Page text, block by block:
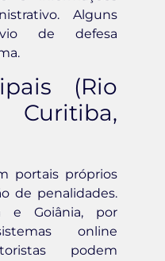
Alguns
de defesa
(Rio
portais próprios
de penalidades.
e Goiânia, por
online
podem